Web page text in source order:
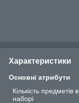
Характеристики
Основні атрибути
Кількість предметів в
наборі